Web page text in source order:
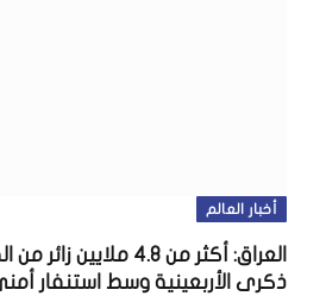
أخبار العالم
العراق: أكثر من 4.8 ملايين
ذكرى الأربعينية وسط استنفار